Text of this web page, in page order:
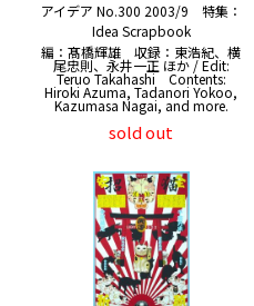
アイデア No.300 2003/9 特集：
Idea Scrapbook
編：髙橋輝雄 収録：東浩紀、横
尾忠則、永井一正 ほか / Edit:
Teruo Takahashi Contents:
Hiroki Azuma, Tadanori Yokoo,
Kazumasa Nagai, and more.
sold out